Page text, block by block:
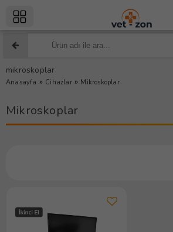
mikroskoplar
Anasayfa » Cihazlar » Mikroskoplar
Mikroskoplar